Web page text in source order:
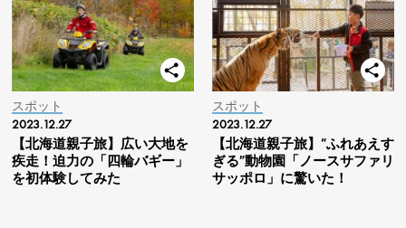
スポット
2023.12.27
【北海道親子旅】広い大地を
疾走！迫力の「四輪バギー」
を初体験してみた
スポット
2023.12.27
【北海道親子旅】“ふれあえす
ぎる”動物園「ノースサファリ
サッポロ」に驚いた！